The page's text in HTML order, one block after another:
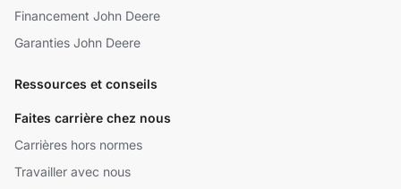
Financement John Deere
Garanties John Deere
Ressources et conseils
Faites carrière chez nous
Carrières hors normes
Travailler avec nous